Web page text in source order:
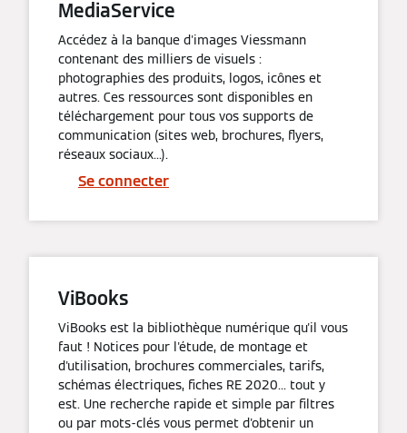
MediaService
Accédez à la banque d'images Viessmann
contenant des milliers de visuels :
photographies des produits, logos, icônes et
autres. Ces ressources sont disponibles en
téléchargement pour tous vos supports de
communication (sites web, brochures, flyers,
réseaux sociaux...).
Se connecter
ViBooks
ViBooks est la bibliothèque numérique qu'il vous
faut ! Notices pour l'étude, de montage et
d'utilisation, brochures commerciales, tarifs,
schémas électriques, fiches RE 2020... tout y
est. Une recherche rapide et simple par filtres
ou par mots-clés vous permet d'obtenir un